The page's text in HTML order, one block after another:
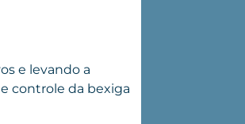
e levando a
controle da bexiga